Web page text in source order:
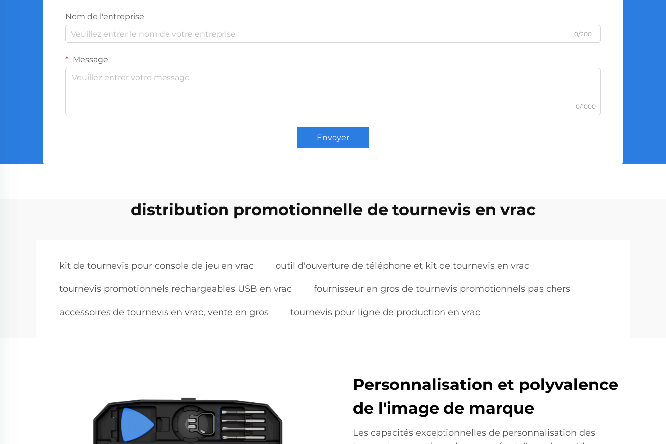
Nom de l'entreprise
0/200
Message
0/1000
Envoyer
distribution promotionnelle de tournevis en vrac
kit de tournevis pour console de jeu en vrac outil d'ouverture de téléphone et kit de tournevis en vrac
tournevis promotionnels rechargeables USB en vrac fournisseur en gros de tournevis promotionnels pas chers
accessoires de tournevis en vrac, vente en gros tournevis pour ligne de production en vrac
Personnalisation et polyvalence
de l'image de marque
Les capacités exceptionnelles de personnalisation des